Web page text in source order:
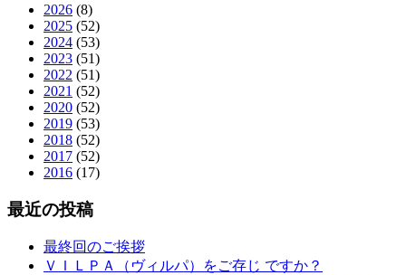
2026 (8)
2025 (52)
2024 (53)
2023 (51)
2022 (51)
2021 (52)
2020 (52)
2019 (53)
2018 (52)
2017 (52)
2016 (17)
最近の投稿
最終回のご挨拶
ＶＩＬＰＡ（ヴィルパ）をご存じ ですか？